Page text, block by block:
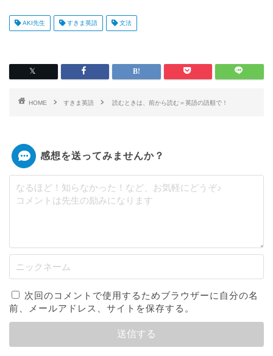
AKI先生 すきま英語 文法
HOME すきま英語 読むときは、前から読む＝英語の語順で！
感想を送ってみませんか？
次回のコメントで使用するためブラウザーに自分の名
前、メールアドレス、サイトを保存する。